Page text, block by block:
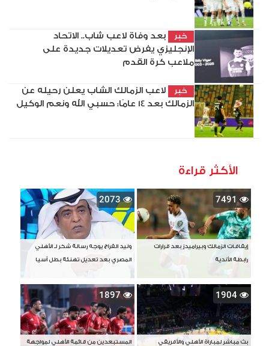
خبر
بعد وفاة لاعب شاب.. الاتحاد
الإنجليزي يفرض تعديلات جديدة على
ملاعب كرة القدم
خبر
لاعب الزمالك الشاب يعلن رحيله عن
الزمالك بعد 14 عامًا: حسبي الله ونعم الوكيل
الأكثر قراءة
7491
إيقافات الزمالك وبيراميدز بعد قرارات
رابطة الأندية
2073
وليد الفراج يوجه رسالة شكر لـ الأهلي
المصري بعد تعديل تهنئة بطل آسيا
1904
بث مباشر لمباراة الأهلي والأفريقي
1897
المستبعدين من قائمة الأهلي لمواجهة